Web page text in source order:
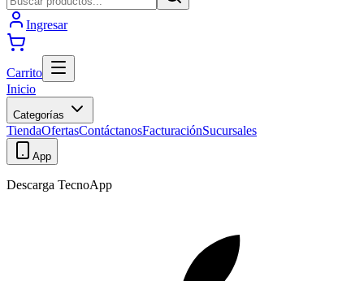
Ingresar
Carrito
Inicio
Categorías
TiendaOfertasContáctanosFacturaciónSucursales
App
Descarga TecnoApp